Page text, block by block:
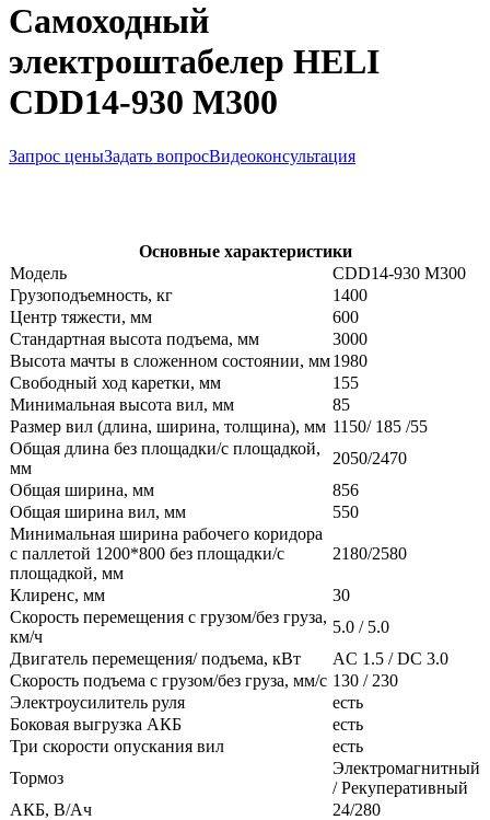
Самоходный
электроштабелер HELI
CDD14-930 M300
Запрос ценыЗадать вопросВидеоконсультация
Основные характеристики
Модель
CDD14-930 M300
Грузоподъемность, кг
1400
Центр тяжести, мм
600
Стандартная высота подъема, мм
3000
Высота мачты в сложенном состоянии, мм1980
Свободный ход каретки, мм
155
Минимальная высота вил, мм
85
Размер вил (длина, ширина, толщина), мм 1150/ 185 /55
Общая длина без площадки/с площадкой,
мм
2050/2470
Общая ширина, мм
856
Общая ширина вил, мм
550
Минимальная ширина рабочего коридора
с паллетой 1200*800 без площадки/с
площадкой, мм
2180/2580
Клиренс, мм
30
Скорость перемещения с грузом/без груза,
км/ч
5.0 / 5.0
Двигатель перемещения/ подъема, кВт
AC 1.5 / DC 3.0
Скорость подъема с грузом/без груза, мм/с 130 / 230
Электроусилитель руля
есть
Боковая выгрузка АКБ
есть
Три скорости опускания вил
есть
Тормоз
Электромагнитный
/ Рекуперативный
АКБ, В/Ач
24/280